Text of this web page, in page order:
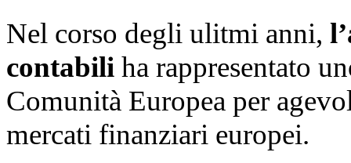
Nel corso degli ulitmi anni,
contabili ha rappresentato
Comunità Europea per
mercati finanziari europei.